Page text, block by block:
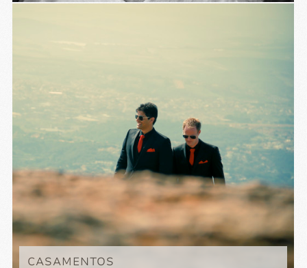
CASAMENTOS